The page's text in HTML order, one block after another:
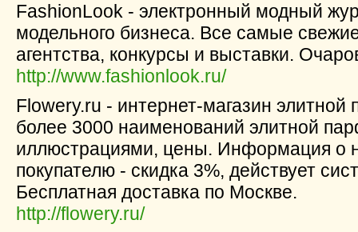
FashionLook - электронный модный
модельного бизнеса. Все самые
агентства, конкурсы и выставки.
http://www.fashionlook.ru/
Flowery.ru - интернет-магазин
более 3000 наименований элитной
иллюстрациями, цены. Информация о
покупателю - скидка 3%, действует
Бесплатная доставка по Москве.
http://flowery.ru/